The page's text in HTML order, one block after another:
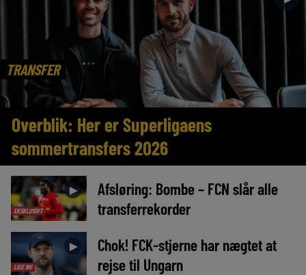
TRANSFER
Overblik: Her er Superligaens
sommertransfers 2026
EKSKLUSIVT
►
Afsløring: Bombe – FCN slår alle
transferrekorder
LIGE NU
►
Chok! FCK-stjerne har nægtet at
rejse til Ungarn